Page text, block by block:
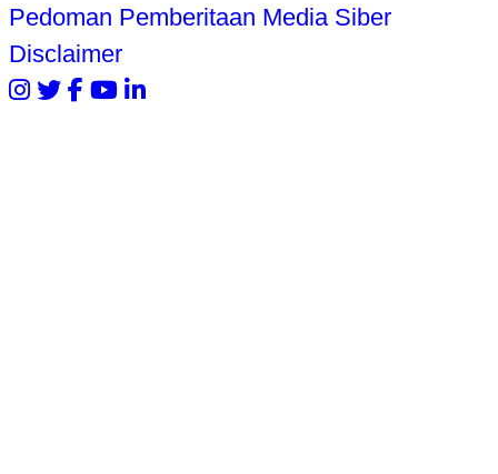
Pedoman Pemberitaan Media Siber
Disclaimer